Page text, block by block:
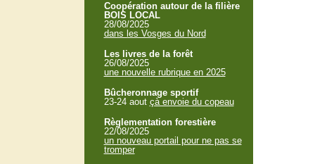
Coopération autour de la filière
BOIS LOCAL
28/08/2025
dans les Vosges du Nord
Les livres de la forêt
26/08/2025
une nouvelle rubrique en 2025
Bûcheronnage sportif
23-24 aout çà envoie du copeau
Règlementation forestière
22/08/2025
un nouveau portail pour ne pas se
tromper